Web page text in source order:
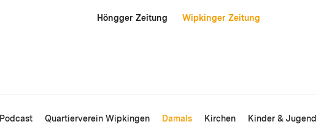
Höngger Zeitung Wipkinger Zeitung
Quartierverein Wipkingen Damals Kirchen Kinder & Jugend